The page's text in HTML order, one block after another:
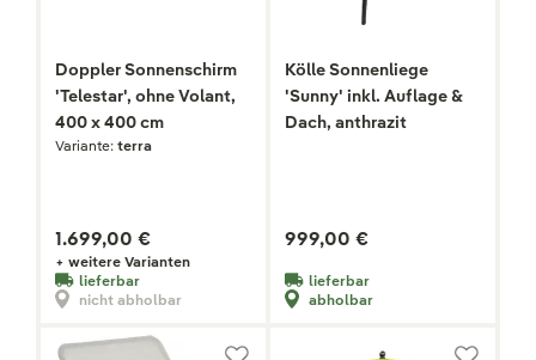
Doppler Sonnenschirm
'Telestar', ohne Volant,
400 x 400 cm
Variante: terra
1.699,00 €
+ weitere Varianten
lieferbar
nicht abholbar
Kölle Sonnenliege
'Sunny' inkl. Auflage &
Dach, anthrazit
999,00 €
lieferbar
abholbar